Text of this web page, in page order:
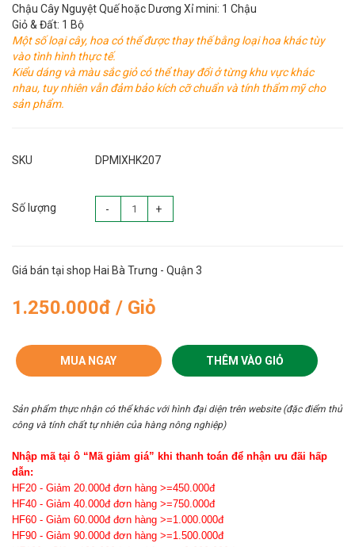
Chậu Cây Nguyệt Quế hoặc Dương Xỉ mini: 1 Chậu
Giỏ & Đất: 1 Bộ
Một số loại cây, hoa có thể được thay thế bằng loại hoa khác tùy
vào tình hình thực tế.
Kiểu dáng và màu sắc giỏ có thể thay đổi ở từng khu vực khác
nhau, tuy nhiên vẫn đảm bảo kích cỡ chuẩn và tính thẩm mỹ cho
sản phẩm.
SKU DPMIXHK207
Số lượng - +
Giá bán tại shop Hai Bà Trưng - Quận 3
1.250.000đ / Giỏ
MUA NGAY THÊM VÀO GIỎ
Sản phẩm thực nhận có thể khác với hình đại diện trên website (đặc điểm thủ
công và tính chất tự nhiên của hàng nông nghiệp)
Nhập mã tại ô “Mã giảm giá” khi thanh toán để nhận ưu đãi hấp
dẫn:
HF20 - Giảm 20.000đ đơn hàng >=450.000đ
HF40 - Giảm 40.000đ đơn hàng >=750.000đ
HF60 - Giảm 60.000đ đơn hàng >=1.000.000đ
HF90 - Giảm 90.000đ đơn hàng >=1.500.000đ